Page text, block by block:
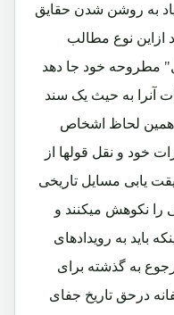
به روشن شدن حقایق
ازاین نوع مطالب
مطروحه خود جا دهد
آنرا به حیث یک سند
همین لحاظ اشخاص
خود و نقل قولها از
یابی مسایل تاریخی
را نکوهش میکنند و
باید به رویدادهای
به گذشته برای
درحق تاریخ جفای